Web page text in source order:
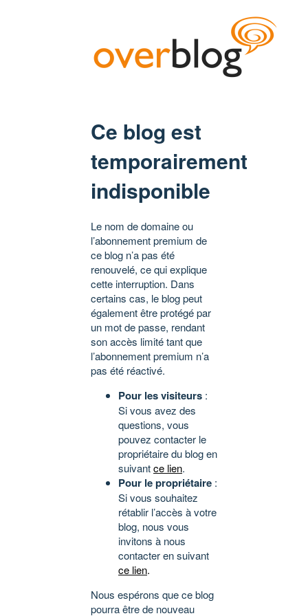
Ce blog est
temporairement
indisponible
Le nom de domaine ou
l’abonnement premium de
ce blog n’a pas été
renouvelé, ce qui explique
cette interruption. Dans
certains cas, le blog peut
également être protégé par
un mot de passe, rendant
son accès limité tant que
l’abonnement premium n’a
pas été réactivé.
Pour les visiteurs :
Si vous avez des
questions, vous
pouvez contacter le
propriétaire du blog en
suivantce lien.
Pour le propriétaire :
Si vous souhaitez
rétablir l’accès à votre
blog, nous vous
invitons à nous
contacter en suivant
ce lien.
Nous espérons que ce blog
pourra être de nouveau